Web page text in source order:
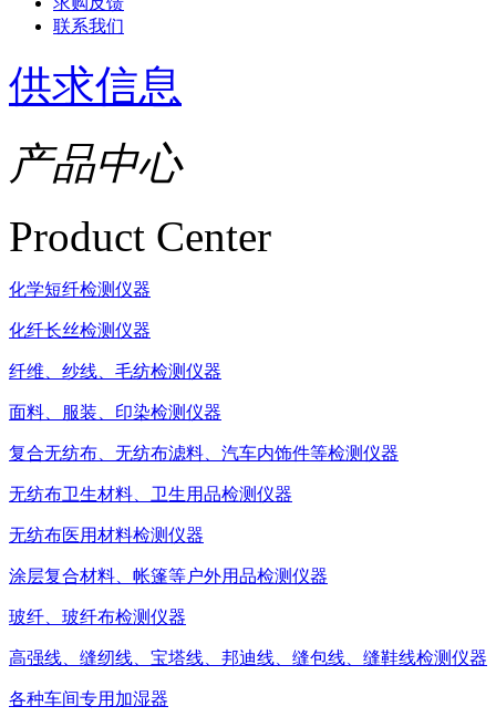
联系我们
供求信息
产品中心
Product Center
化学短纤检测仪器
化纤长丝检测仪器
纤维、纱线、毛纺检测仪器
面料、服装、印染检测仪器
复合无纺布、无纺布滤料、汽车内饰件等检测仪器
无纺布卫生材料、卫生用品检测仪器
无纺布医用材料检测仪器
涂层复合材料、帐篷等户外用品检测仪器
玻纤、玻纤布检测仪器
高强线、缝纫线、宝塔线、邦迪线、缝包线、缝鞋线检测仪器
各种车间专用加湿器